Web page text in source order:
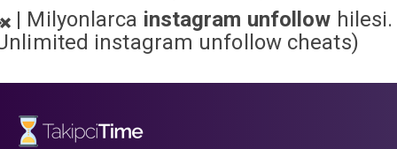
| Milyonlarca instagram unfollow hilesi.
instagram unfollow cheats)